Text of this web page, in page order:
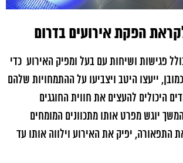
הפקת אירועים בדרום
פגישות ושיחות עם בעל ומפיק האירוע כדי
ייעצו היטב ויצביעו על ההתמחויות שלהם
היכולים להעצים את חווית החוגגים
יוגש מפרט אותו מתכוונים המומחים
התפאורה, יפיק את האירוע וילווה אותו עד